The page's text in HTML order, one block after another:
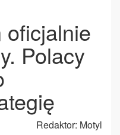
oficjalnie
Polacy
Redaktor: Motyl